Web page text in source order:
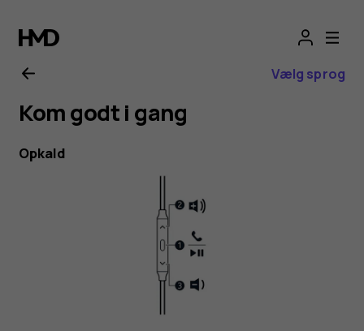
Nokia
active
wired
earphones
Vælg sprog
Kom godt i gang
Opkald